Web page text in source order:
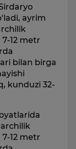
ayrim
12 metr
bilan birga
kunduzi 32-
12 metr